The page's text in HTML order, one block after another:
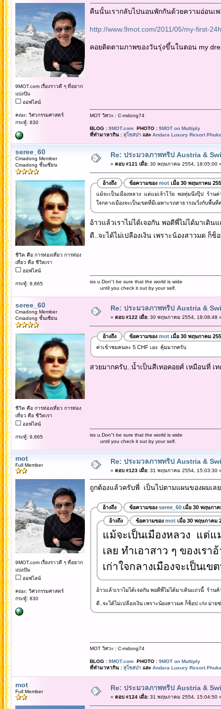
9MOT.com เรื่องราวดี ๆ ที่อยาก
แบ่งปัน
ออฟไลน์
คณะ: วิศวกรรมศาสตร์
กระทู้: 830
คืนนั้นเรากลับไปนอนพักกันด้วยความอ่อนเ
http://www.9mot.com/2011/05/my-first-
คอยติดตามภาพของวันรุ่งขึ้นในตอน my
MOT วิศวะ : C-mdong74
BLOG : 9MOT.comPHOTO : 9MOT on Multiply
ที่ทำมาหากิน : สุโขสปา และ Andara Luxury Resort
seree_60
Cmadong Member
Cmadong ชั้นเซียน
ชีวิต คือ การท่องเที่ยว การท่อง
เที่ยว คือ ชีวิตเรา
ออฟไลน์
กระทู้: 9,865
Re: ประมวลภาพทริป Austria &
« ตอบ #121 เมื่อ:30 พฤษภาคม 2554, 18:05:00
อ้างถึง ข้อความของ motเมื่อ 30 พฤษภาคม
แม้จะเป็นเมืองหลวง แต่แม่เจ้าโว้ย พอทุ่มนึงปุ๊ป ร้านต่า
ใจกลางเมืองจะเป็นเขตที่มีเฉพาะรถสาธารณวิ่งกับพื้นที่
อ้าวแล้วเราไม่ได้เจอกัน พอดีพี่ไม่ได้มาเดิ
ดี..จะได้ไม่เปลืองเงิน เพราะน้องสาวมด ก็
iss u.Don"t be sure that the world is wide
until you check it out by your self.
seree_60
Cmadong Member
Cmadong ชั้นเซียน
ชีวิต คือ การท่องเที่ยว การท่อง
เที่ยว คือ ชีวิตเรา
ออฟไลน์
กระทู้: 9,865
Re: ประมวลภาพทริป Austria &
« ตอบ #122 เมื่อ:30 พฤษภาคม 2554, 18:08:48
อ้างถึง ข้อความของ motเมื่อ 30 พฤษภาคม
ค่าเข้าชมคนละ 5 CHF เอง คุ้มมากครับ
สวยมากครับ..น้ำเป็นสีเทอคอยศ์ เหมือนที่
iss u.Don"t be sure that the world is wide
until you check it out by your self.
mot
Full Member
9MOT.com เรื่องราวดี ๆ ที่อยาก
แบ่งปัน
ออฟไลน์
คณะ: วิศวกรรมศาสตร์
กระทู้: 830
Re: ประมวลภาพทริป Austria &
« ตอบ #123 เมื่อ:31 พฤษภาคม 2554, 15:03:30
ถูกต้องแล้วครับพี่ เป็นไปตามแผนของผมเ
อ้างถึง ข้อความของ seree_60เมื่อ 30 พฤษภาค
อ้างถึง ข้อความของ motเมื่อ 30 พฤษภาคม
แม้จะเป็นเมืองหลวง แต่
เลย ทำเอาสาว ๆ ของเร
เก่าใจกลางเมืองจะเป็นเ
อ้าวแล้วเราไม่ได้เจอกัน พอดีพี่ไม่ได้มาเดินแถวนี้ ร้าน
ดี..จะได้ไม่เปลืองเงิน เพราะน้องสาวมด ก็ช็อป เก่ง ม่า
MOT วิศวะ : C-mdong74
BLOG : 9MOT.comPHOTO : 9MOT on Multiply
ที่ทำมาหากิน : สุโขสปา และ Andara Luxury Resort
mot
Full Member Re: ประมวลภาพทริป Austria &
« ตอบ #124 เมื่อ:31 พฤษภาคม 2554, 15:04:50